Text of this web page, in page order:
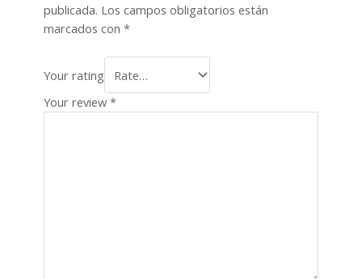
publicada. Los campos obligatorios están
marcados con *
Your rating
Your review *